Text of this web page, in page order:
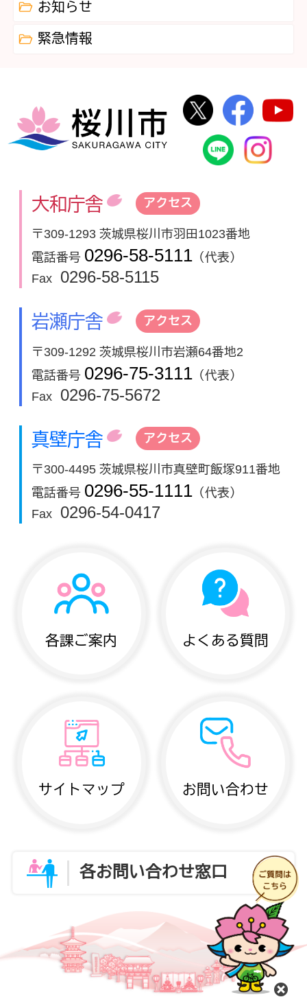
お知らせ
緊急情報
桜川市
桜川市公式
桜川
桜川市公
大和庁舎 アクセス
〒309-1293 茨城県桜川市羽田1023番地
電話番号 0296-58-5111 （代表）
Fax
0296-58-5115
岩瀬庁舎 アクセス
〒309-1292 茨城県桜川市岩瀬64番地2
電話番号 0296-75-3111 （代表）
Fax
0296-75-5672
真壁庁舎 アクセス
〒300-4495 茨城県桜川市真壁町飯塚911番地
電話番号 0296-55-1111 （代表）
Fax
0296-54-0417
各課ご案内 よくある質問
サイトマップ お問い合わせ
各お問い合わせ窓口